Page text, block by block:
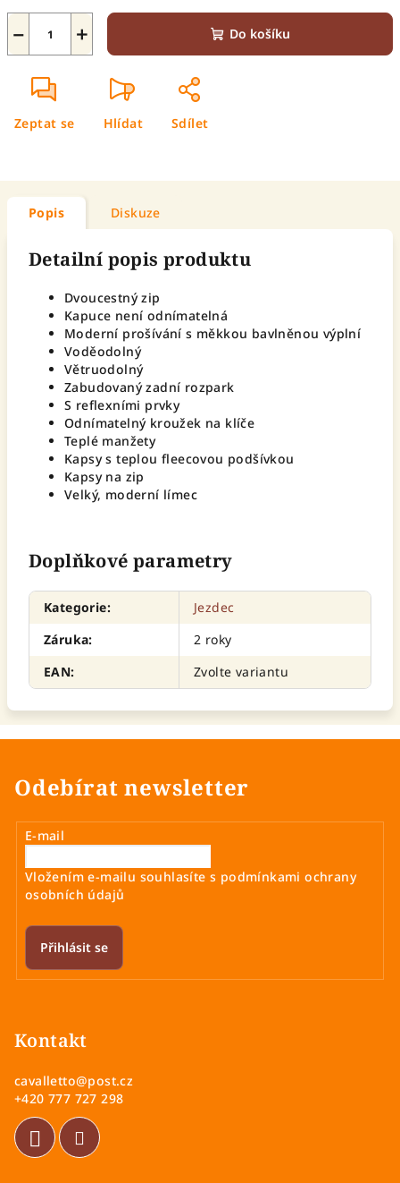
+
− Do košíku
Zeptat se Hlídat Sdílet
Popis Diskuze
Detailní popis produktu
Dvoucestný zip
Kapuce není odnímatelná
Moderní prošívání s měkkou bavlněnou výplní
Voděodolný
Větruodolný
Zabudovaný zadní rozpark
S reflexními prvky
Odnímatelný kroužek na klíče
Teplé manžety
Kapsy s teplou fleecovou podšívkou
Kapsy na zip
Velký, moderní límec
Doplňkové parametry
Kategorie:
Jezdec
Záruka:
2 roky
EAN: Zvolte variantu
Odebírat newsletter
E-mail
Vložením e-mailu souhlasíte s podmínkami ochrany
osobních údajů
Přihlásit se
Kontakt
cavalletto@post.cz
+420 777 727 298